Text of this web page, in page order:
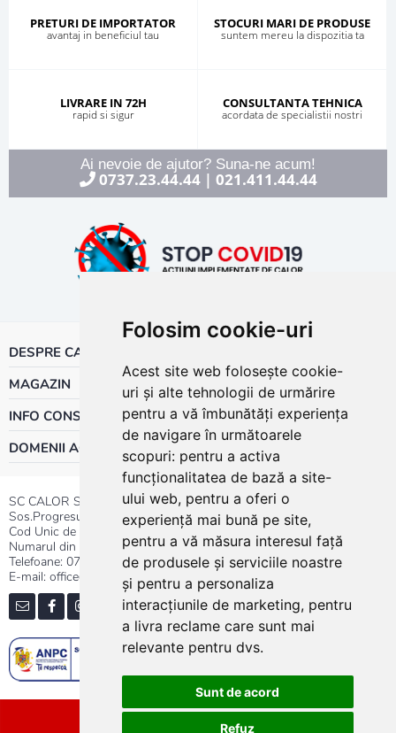
Folosim cookie-uri
Acest site web folosește cookie-
uri și alte tehnologii de urmărire
pentru a vă îmbunătăți experiența
de navigare în următoarele
scopuri: pentru a activa
funcționalitatea de bază a site-
ului web, pentru a oferi o
experiență mai bună pe site,
pentru a vă măsura interesul față
de produsele și serviciile noastre
și pentru a personaliza
interacțiunile de marketing, pentru
a livra reclame care sunt mai
relevante pentru dvs.
Sunt de acord
Refuz
PRETURI DE IMPORTATOR
avantaj in beneficiul tau
STOCURI MARI DE PRODUSE
suntem mereu la dispozitia ta
LIVRARE IN 72H
rapid si sigur
CONSULTANTA TEHNICA
acordata de specialistii nostri
Ai nevoie de ajutor? Suna-ne acum!
0737.23.44.44| 021.411.44.44
DESPRE CALOR
MAGAZIN
INFO CONSUMATOR
DOMENII ACTIVITATE
SC CALOR SRL
Sos.Progresului nr.30-40, Sector 5, Bucuresti
Cod Unic de Inregistrare: RO 3004724
Numarul din Registrul Comertului:J40/13176/1991
Telefoane: 0737.23.44.44|021.411.44.44
E-mail: office@calor.ro